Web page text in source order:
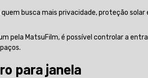
busca mais privacidade, proteção solar
pela MatsuFilm, é possível controlar a
para janela